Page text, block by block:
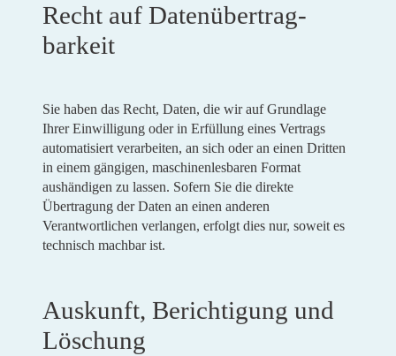
Recht auf Daten­übertrag­
barkeit
Sie haben das Recht, Daten, die wir auf Grundlage
Ihrer Einwilligung oder in Erfüllung eines Vertrags
automatisiert verarbeiten, an sich oder an einen Dritten
in einem gängigen, maschinenlesbaren Format
aushändigen zu lassen. Sofern Sie die direkte
Übertragung der Daten an einen anderen
Verantwortlichen verlangen, erfolgt dies nur, soweit es
technisch machbar ist.
Auskunft, Berichtigung und
Löschung